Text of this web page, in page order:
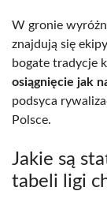
W gronie
znajdują się
bogate tradycje
osiągnięcie jak
podsyca
Polsce.
Jakie są
tabeli ligi